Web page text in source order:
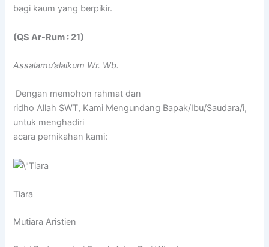
bagi kaum yang berpikir.
(QS Ar-Rum : 21)
Assalamu’alaikum Wr. Wb.
Dengan memohon rahmat dan
ridho Allah SWT, Kami Mengundang Bapak/Ibu/Saudara/i,
untuk menghadiri
acara pernikahan kami:
Tiara
Mutiara Aristien